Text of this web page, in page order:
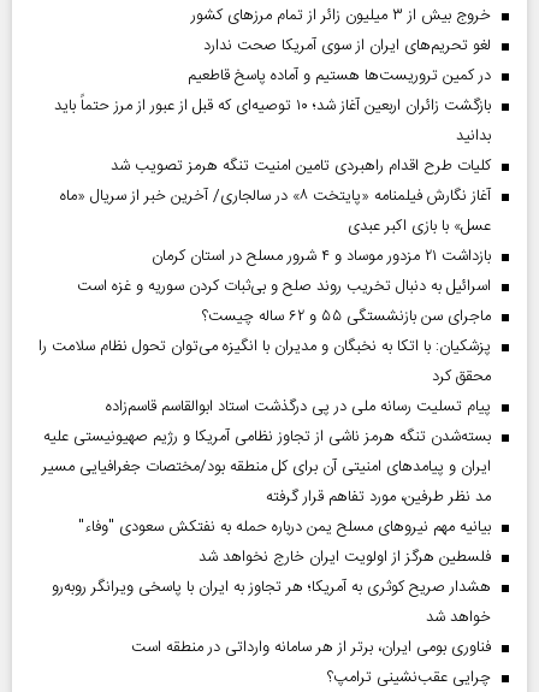
خروج بیش از ۳ میلیون زائر از تمام مرز‌های کشور
لغو تحریم‌های ایران از سوی آمریکا صحت ندارد
در کمین تروریست‌ها هستیم و آماده پاسخ قاطعیم
بازگشت زائران اربعین آغاز شد؛ ۱۰ توصیه‌ای که قبل از عبور از مرز حتماً باید
بدانید
کلیات طرح اقدام راهبردی تامین امنیت تنگه هرمز تصویب شد
آغاز نگارش فیلمنامه «پایتخت ۸» در سالجاری/ آخرین خبر از سریال «ماه
عسل» با بازی اکبر عبدی
بازداشت ۲۱ مزدور موساد و ۴ شرور مسلح در استان کرمان
اسرائیل به دنبال تخریب روند صلح و بی‌ثبات کردن سوریه و غزه است
ماجرای سن بازنشستگی ۵۵ و ۶۲ ساله چیست؟
پزشکیان: با اتکا به نخبگان و مدیران با انگیزه می‌توان تحول نظام سلامت را
محقق کرد
پیام تسلیت رسانه ملی در پی درگذشت استاد ابوالقاسم قاسم‌زاده
بسته‌شدن تنگه هرمز ناشی از تجاوز نظامی آمریکا و رژیم صهیونیستی علیه
ایران و پیامد‌های امنیتی آن برای کل منطقه بود/مختصات جغرافیایی مسیر
مد نظر طرفین، مورد تفاهم قرار گرفته
بیانیه مهم نیروهای مسلح یمن درباره حمله به نفتکش سعودی "وفاء"
فلسطین هرگز از اولویت ایران خارج نخواهد شد
هشدار صریح کوثری به آمریکا؛ هر تجاوز به ایران با پاسخی ویرانگر روبه‌رو
خواهد شد
فناوری بومی ایران، برتر از هر سامانه وارداتی در منطقه است
چرایی عقب‌نشینی ترامپ؟